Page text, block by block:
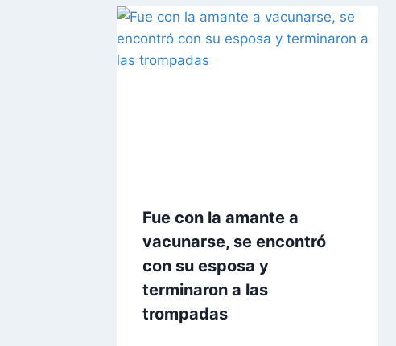
Fue con la amante a
vacunarse, se encontró
con su esposa y
terminaron a las
trompadas